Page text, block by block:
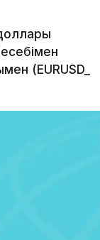
(EURUSD_